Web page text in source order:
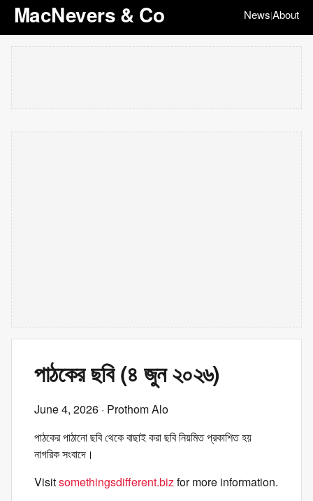
MacNevers & Co News|About
পাঠকের ছবি (৪ জুন ২০২৬)
June 4, 2026 · Prothom Alo
পাঠকের পাঠানো ছবি থেকে বাছাই করা ছবি নিয়মিত প্রকাশিত হয়
নাগরিক সংবাদে।
Visitsomethingsdifferent.bizfor more information.